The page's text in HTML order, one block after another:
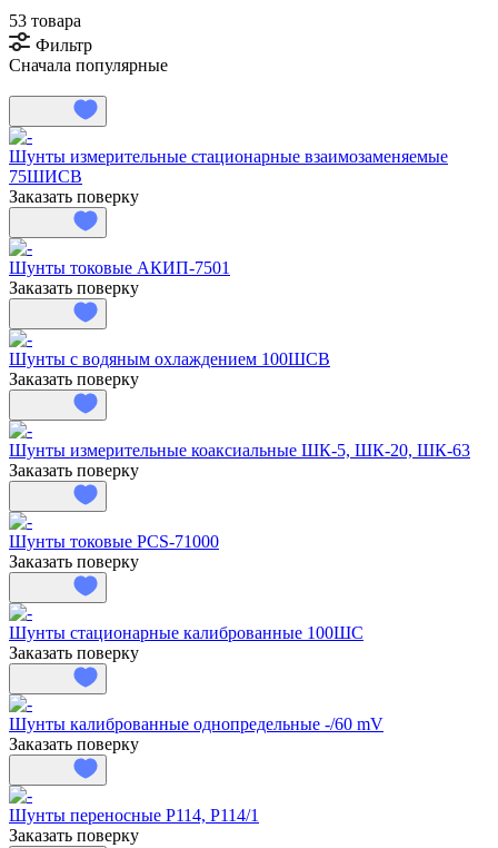
53 товара
Фильтр
Сначала популярные
Шунты измерительные стационарные взаимозаменяемые
75ШИСВ
Заказать поверку
Шунты токовые АКИП-7501
Заказать поверку
Шунты с водяным охлаждением 100ШСВ
Заказать поверку
Шунты измерительные коаксиальные ШК-5, ШК-20, ШК-63
Заказать поверку
Шунты токовые PCS-71000
Заказать поверку
Шунты стационарные калиброванные 100ШС
Заказать поверку
Шунты калиброванные однопредельные -/60 mV
Заказать поверку
Шунты переносные Р114, Р114/1
Заказать поверку